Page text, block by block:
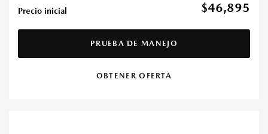
Precio inicial $46,895
PRUEBA DE MANEJO
OBTENER OFERTA